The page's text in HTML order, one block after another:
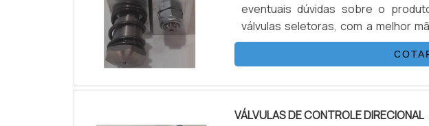
eventuais dúvidas sobre o
válvulas seletoras, com a melhor
poderá contar com excelente
VÁLVULAS DE CONTROLE DIRECIONAL